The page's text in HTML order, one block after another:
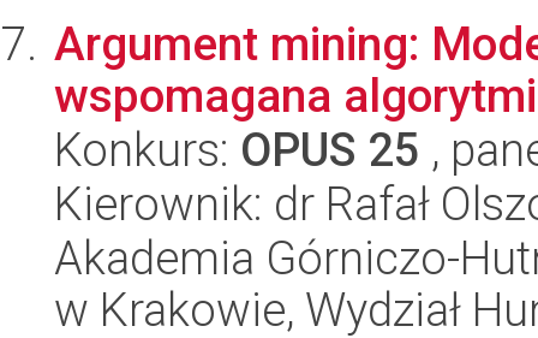
Argument mining:
wspomagana
Konkurs: OPUS 25 ,
Kierownik: dr Rafał
Akademia Górniczo-
w Krakowie, Wydział